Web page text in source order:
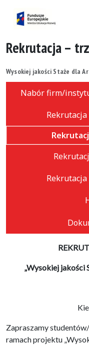
Rekrutacja –
Wysokiej jakości Staże dla
Nabór firm/
„Wysokiej jakości
Zapraszamy
ramach projektu